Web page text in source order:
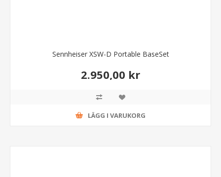
Sennheiser XSW-D Portable BaseSet
2.950,00 kr
LÄGG I VARUKORG